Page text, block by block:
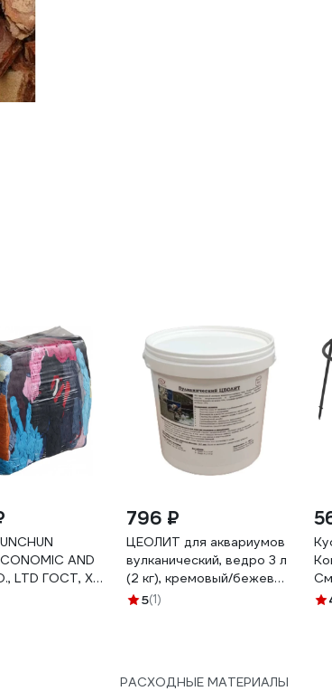
AND
LTD ГОСТ, ХБ
796 ₽
ЦЕОЛИТ для аквариумов
вулканический, ведро 3 л
(2 кг), кремовый/бежевый
GLQ ДжиЭлКью ЦЕОЛИТ
5(1)
РАСХОДНЫЕ МАТЕРИАЛЫ